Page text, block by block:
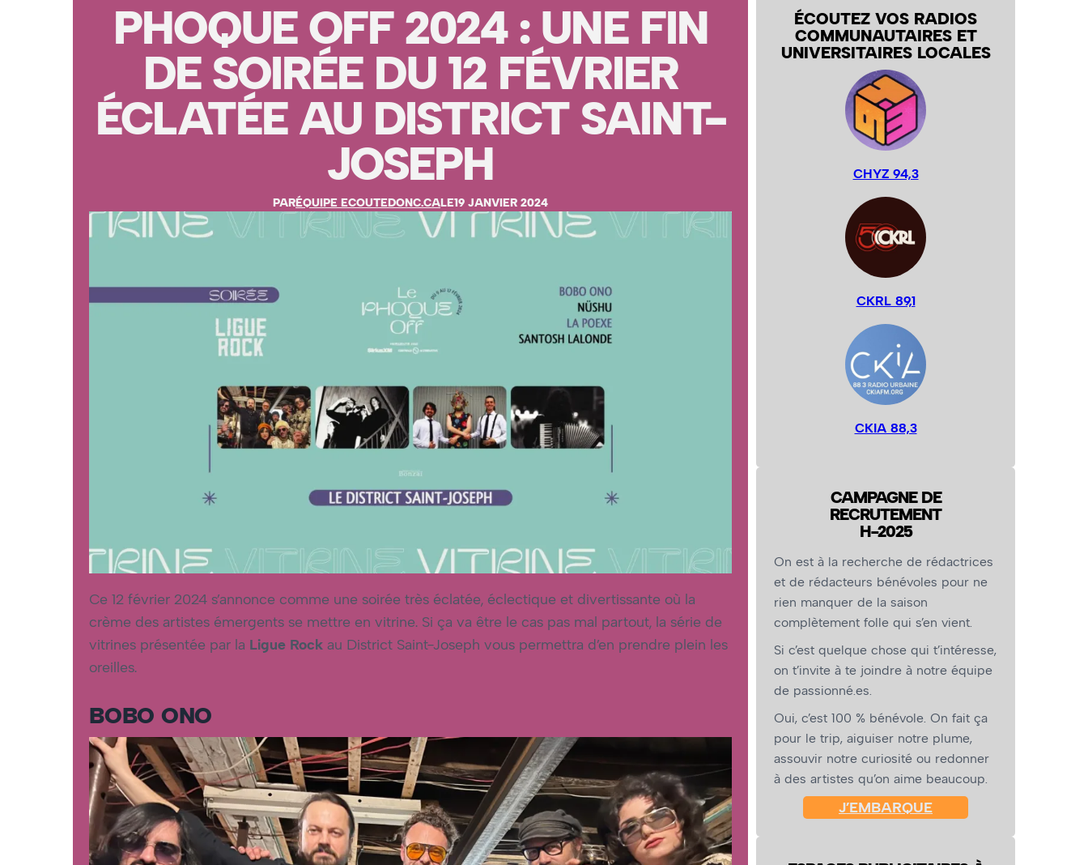
PHOQUE OFF 2024 : UNE FIN
DE SOIRÉE DU 12 FÉVRIER
ÉCLATÉE AU DISTRICT SAINT-
JOSEPH
PARÉQUIPE ECOUTEDONC.CALE19 JANVIER 2024
Ce 12 février 2024 s’annonce comme une soirée très éclatée, éclectique et divertissante où la
crème des artistes émergents se mettre en vitrine. Si ça va être le cas pas mal partout, la série de
vitrines présentée par la Ligue Rock au District Saint-Joseph vous permettra d’en prendre plein les
oreilles.
BOBO ONO
ÉCOUTEZ VOS RADIOS
COMMUNAUTAIRES ET
UNIVERSITAIRES LOCALES
CHYZ 94,3
CKRL 89,1
CKIA 88,3
CAMPAGNE DE
RECRUTEMENT
H-2025
On est à la recherche de rédactrices
et de rédacteurs bénévoles pour ne
rien manquer de la saison
complètement folle qui s’en vient.
Si c’est quelque chose qui t’intéresse,
on t’invite à te joindre à notre équipe
de passionné.es.
Oui, c’est 100 % bénévole. On fait ça
pour le trip, aiguiser notre plume,
assouvir notre curiosité ou redonner
à des artistes qu’on aime beaucoup.
J’EMBARQUE